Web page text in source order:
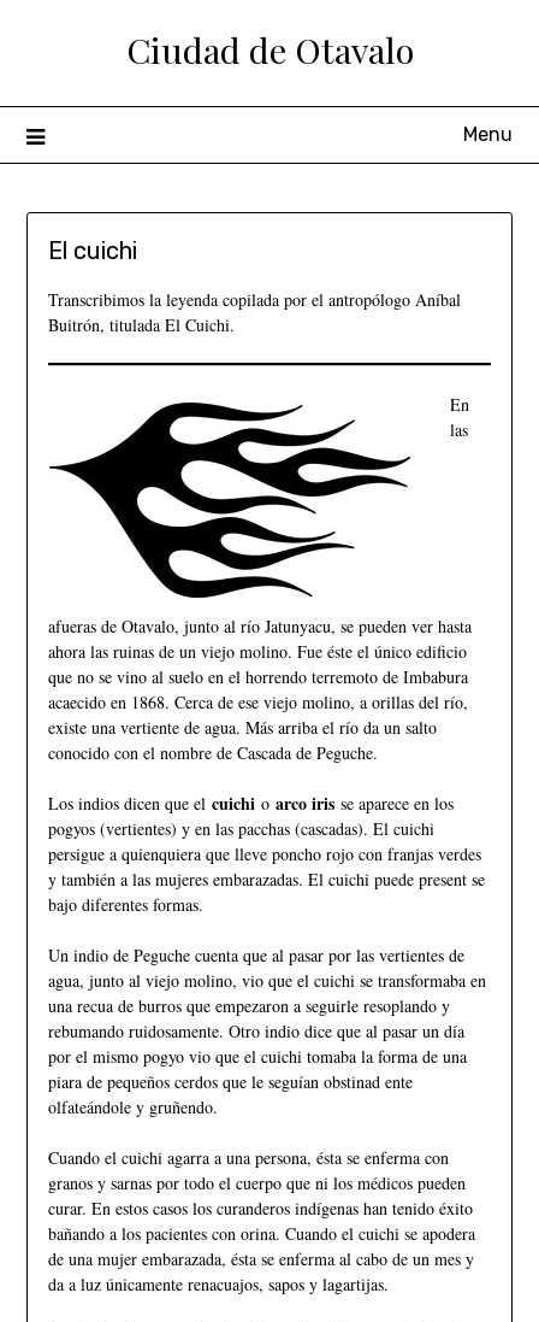
Ciudad de Otavalo
Menu
El cuichi
Transcribimos la leyenda copilada por el antropólogo Aníbal
Buitrón, titulada El Cuichi.
En
las
afueras de Otavalo, junto al río Jatunyacu, se pueden ver hasta
ahora las ruinas de un viejo molino. Fue éste el único edificio
que no se vino al suelo en el horrendo terremoto de Imbabura
acaecido en 1868. Cerca de ese viejo molino, a orillas del río,
existe una vertiente de agua. Más arriba el río da un salto
conocido con el nombre de Cascada de Peguche.
Los indios dicen que el cuichio arco irisse aparece en los
pogyos (vertientes) y en las pacchas (cascadas). El cuichi
persigue a quienquiera que lleve poncho rojo con franjas verdes
y también a las mujeres embarazadas. El cuichi puede present se
bajo diferentes formas.
Un indio de Peguche cuenta que al pasar por las vertientes de
agua, junto al viejo molino, vio que el cuichi se transformaba en
una recua de burros que empezaron a seguirle resoplando y
rebumando ruidosamente. Otro indio dice que al pasar un día
por el mismo pogyo vio que el cuichi tomaba la forma de una
piara de pequeños cerdos que le seguían obstinad ente
olfateándole y gruñendo.
Cuando el cuichi agarra a una persona, ésta se enferma con
granos y sarnas por todo el cuerpo que ni los médicos pueden
curar. En estos casos los curanderos indígenas han tenido éxito
bañando a los pacientes con orina. Cuando el cuichi se apodera
de una mujer embarazada, ésta se enferma al cabo de un mes y
da a luz únicamente renacuajos, sapos y lagartijas.